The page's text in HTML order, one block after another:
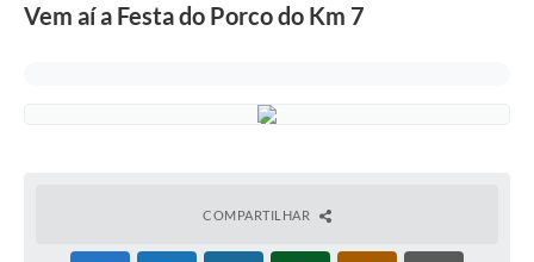
Vem aí a Festa do Porco do Km 7
COMPARTILHAR